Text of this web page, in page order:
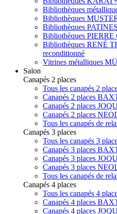
Bibliothèques
Bibliothèques
Bibliothèques
Bibliothèques
Bibliothèques RENÉ
reconditionné
Vitrines métalliques
Salon
Canapés 2 places
Tous les canapés 2
Canapés 2 places
Canapés 2 places
Canapés 2 places
Tous les canapés de
Canapés 3 places
Tous les canapés 3
Canapés 3 places
Canapés 3 places
Canapés 3 places
Tous les canapés de
Canapés 4 places
Tous les canapés 4
Canapés 4 places
Canapés 4 places